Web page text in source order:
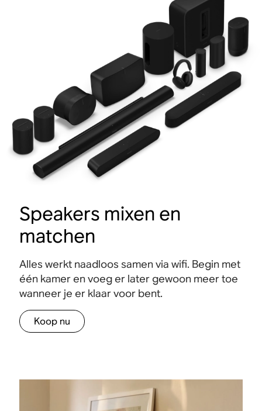
Speakers mixen en
matchen
Alles werkt naadloos samen via wifi. Begin met
één kamer en voeg er later gewoon meer toe
wanneer je er klaar voor bent.
Koop nu